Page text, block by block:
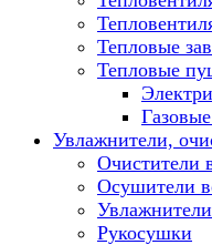
Тепловые
Тепловые
Увлажнители,
Очистители
Осушители
Рукосушки